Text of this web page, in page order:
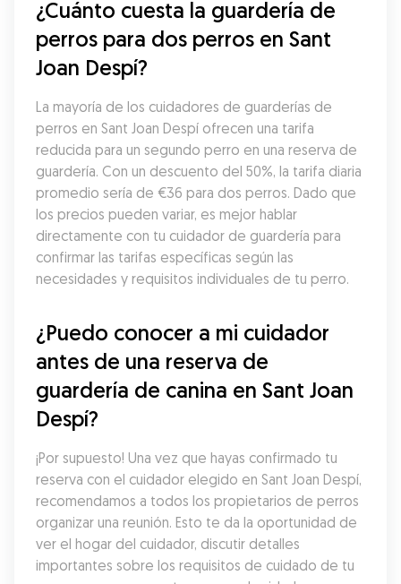
¿Cuánto cuesta la guardería de
perros para dos perros en Sant
Joan Despí?
La mayoría de los cuidadores de guarderías de
perros en Sant Joan Despí ofrecen una tarifa
reducida para un segundo perro en una reserva de
guardería. Con un descuento del 50%, la tarifa diaria
promedio sería de €36 para dos perros. Dado que
los precios pueden variar, es mejor hablar
directamente con tu cuidador de guardería para
confirmar las tarifas específicas según las
necesidades y requisitos individuales de tu perro.
¿Puedo conocer a mi cuidador
antes de una reserva de
guardería de canina en Sant Joan
Despí?
¡Por supuesto! Una vez que hayas confirmado tu
reserva con el cuidador elegido en Sant Joan Despí,
recomendamos a todos los propietarios de perros
organizar una reunión. Esto te da la oportunidad de
ver el hogar del cuidador, discutir detalles
importantes sobre los requisitos de cuidado de tu